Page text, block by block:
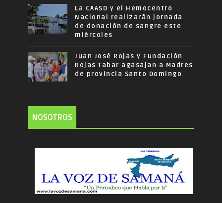
La CAASD y el Hemocentro
Nacional realizarán jornada
de donación de sangre este
miércoles
Juan José Rojas y Fundación
Rojas Tabar agasajan a Madres
de provincia Santo Domingo
NOSOTROS